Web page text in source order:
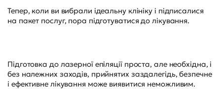
Тепер, коли ви вибрали ідеальну клініку і підписалися
на пакет послуг, пора підготуватися до лікування.
Підготовка до лазерної епіляції проста, але необхідна, і
без належних заходів, прийнятих заздалегідь, безпечне
і ефективне лікування може виявитися неможливим.